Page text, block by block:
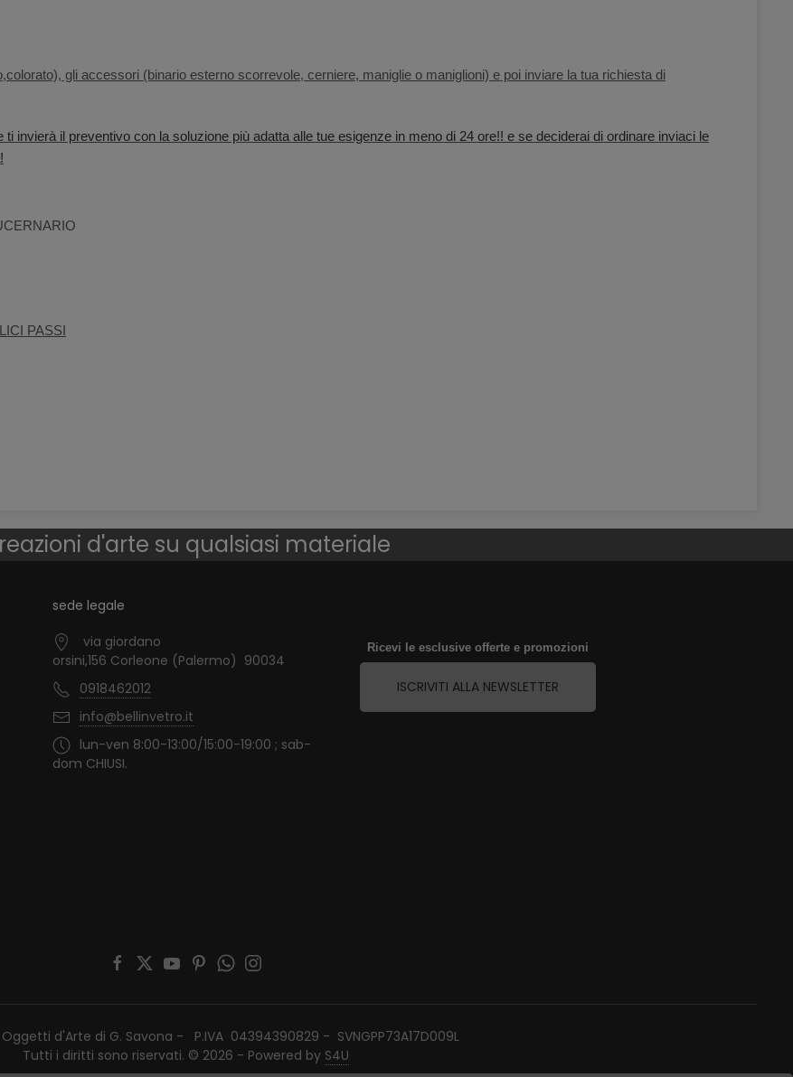
gli accessori (binario esterno scorrevole, cerniere, maniglie o maniglioni) e poi inviare la tua richiesta di
invierà il preventivo con la soluzione più adatta alle tue esigenze in meno di 24 ore!! e se deciderai di ordinare inviaci le
PASSI
d'arte su qualsiasi materiale
sede legale
via giordano
orsini,156 Corleone (Palermo) 90034
0918462012
info@bellinvetro.it
lun-ven 8:00-13:00/15:00-19:00 ; sab-
dom CHIUSI.
Ricevi le esclusive offerte e promozioni
ISCRIVITI ALLA NEWSLETTER
d'Arte di G. Savona - P.IVA 04394390829 - SVNGPP73A17D009L
Tutti i diritti sono riservati. © 2026 - Powered by S4U